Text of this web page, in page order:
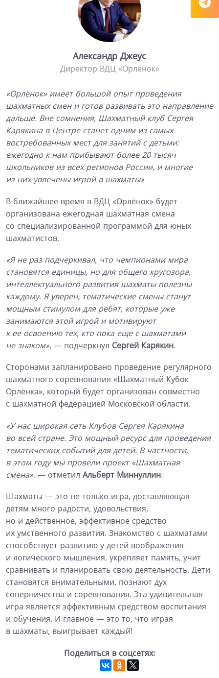
Александр Джеус
Директор ВДЦ «Орлёнок»
«Орлёнок»имеет большой опыт проведения
шахматных смен и готов развивать это направление
дальше. Вне сомнения, Шахматный клуб Сергея
Карякина в Центре станет одним из самых
востребованных мест для занятий с детьми:
ежегодно к нам прибывают более 20 тысяч
школьников из всех регионов России, и многие
из них увлечены игрой в шахматы»
В ближайшее время в ВДЦ «Орлёнок» будет
организована ежегодная шахматная смена
со специализированной программой для юных
шахматистов.
«Я не раз подчеркивал, что чемпионами мира
становятся единицы, но для общего кругозора,
интеллектуального развития шахматы полезны
каждому. Я уверен, тематические смены станут
мощным стимулом для ребят, которые уже
занимаются этой игрой и мотивируют
к ее освоению тех, кто пока еще с шахматами
не знаком», — подчеркнул Сергей Карякин.
Сторонами запланировано проведение регулярного
шахматного соревнования «Шахматный Кубок
Орлёнка», который будет организован совместно
с шахматной федерацией Московской области.
«У нас широкая сеть Клубов Сергея Карякина
во всей стране. Это мощный ресурс для проведения
тематических событий для детей. В частности,
в этом году мы провели проект «Шахматная
смена», — отметил Альберт Миннуллин.
Шахматы — это не только игра, доставляющая
детям много радости, удовольствия,
но и действенное, эффективное средство
их умственного развития. Знакомство с шахматами
способствует развитию у детей воображения
и логического мышления, укрепляет память, учит
сравнивать и планировать свою деятельность. Дети
становятся внимательными, познают дух
соперничества и соревнования. Эта удивительная
игра является эффективным средством воспитания
и обучения. И главное — это то, что играя
в шахматы, выигрывает каждый!
Поделиться в соцсетях: